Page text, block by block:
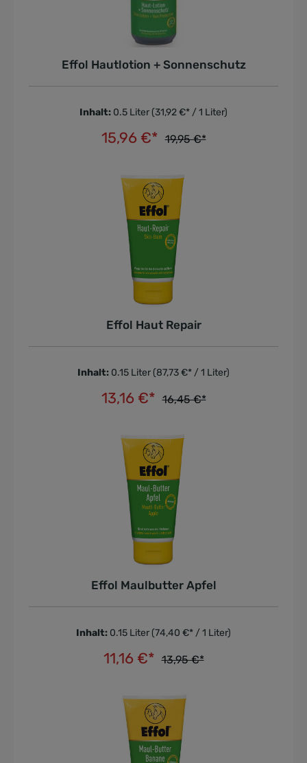
Effol Hautlotion + Sonnenschutz
Inhalt: 0.5 Liter (31,92 €* / 1 Liter)
15,96 €* 19,95 €*
In den Warenkorb
Effol Haut Repair
Inhalt: 0.15 Liter (87,73 €* / 1 Liter)
13,16 €* 16,45 €*
In den Warenkorb
Effol Maulbutter Apfel
Inhalt: 0.15 Liter (74,40 €* / 1 Liter)
11,16 €* 13,95 €*
In den Warenkorb